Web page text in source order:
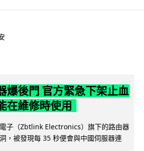
爆後門 官方緊急下架止血
在維修時使用
子（Zbtlink Electronics）旗下的路由器
，被發現每 35 秒便會與中國伺服器連